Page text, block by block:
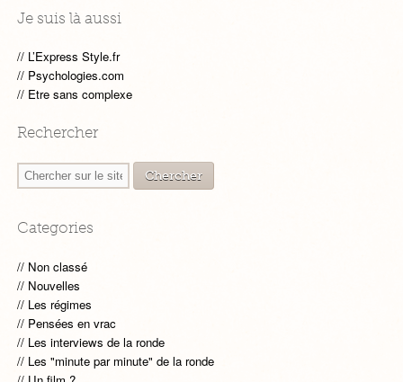
Je suis là aussi
L’Express Style.fr
Psychologies.com
Etre sans complexe
Rechercher
Categories
Non classé
Nouvelles
Les régimes
Pensées en vrac
Les interviews de la ronde
Les "minute par minute" de la ronde